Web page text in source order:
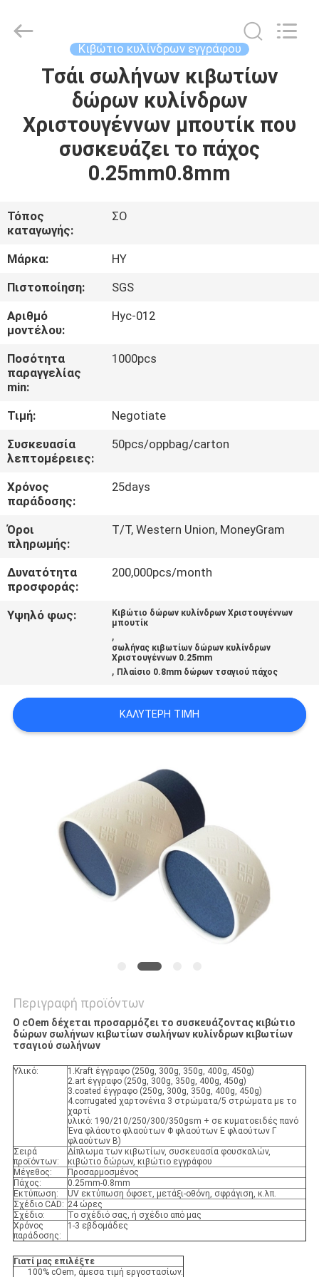
ΣΠΊΤΙ
ΠΡΟΪΌΝΤΑ
ΕΜΆΣ
ΕΠΙΣΚΈΨΕΙΣ
ΣΤΟ
ΕΡΓΟΣΤΆΣΙΟ
ΈΛΕΓΧΟΣ
ΠΟΙΌΤΗΤΑΣ
ΕΠΙΚΟΙΝΩΝΉΣΤΕ
ΜΑΖΊ
ΕΙΔΉΣΕΙΣ
ΖΗΤΉΣΤΕ
ΜΙΑ
ΠΡΟΣΦΟΡΆ
ΠΟΛΙΤΙΚΉ
ΑΠΟΡΡΉΤΟΥ
Co.,Ltd.
Κιβώτιο κυλίνδρων εγγράφου
Τσάι σωλήνων κιβωτίων
δώρων κυλίνδρων
Χριστουγέννων μπουτίκ που
συσκευάζει το πάχος
0.25mm0.8mm
Τόπος
καταγωγής:
ΣΟ
Μάρκα:
HY
Πιστοποίηση:
SGS
Αριθμό
μοντέλου:
Hyc-012
Ποσότητα
παραγγελίας
min:
1000pcs
Τιμή:
Negotiate
Συσκευασία
λεπτομέρειες:
50pcs/oppbag/carton
Χρόνος
παράδοσης:
25days
Όροι
πληρωμής:
T/T, Western Union, MoneyGram
Δυνατότητα
προσφοράς:
200,000pcs/month
Υψηλό φως:
Κιβώτιο δώρων κυλίνδρων Χριστουγέννων
μπουτίκ
,
σωλήνας κιβωτίων δώρων κυλίνδρων
Χριστουγέννων 0.25mm
, Πλαίσιο 0.8mm δώρων τσαγιού πάχος
ΚΑΛΎΤΕΡΗ ΤΙΜΉ
Περιγραφή προϊόντων
Ο cOem δέχεται προσαρμόζει το συσκευάζοντας κιβώτιο
δώρων σωλήνων κιβωτίων σωλήνων κυλίνδρων κιβωτίων
τσαγιού σωλήνων
Υλικό:
1.Kraft έγγραφο (250g, 300g, 350g, 400g, 450g)
2.art έγγραφο (250g, 300g, 350g, 400g, 450g)
3.coated έγγραφο (250g, 300g, 350g, 400g, 450g)
4.corrugated χαρτονένια 3 στρώματα/5 στρώματα με το
χαρτί
υλικό: 190/210/250/300/350gsm + σε κυματοειδές πανό
Ένα φλάουτο φλαούτων Φ φλαούτων Ε φλαούτων Γ
φλαούτων Β)
Σειρά
προϊόντων:
Δίπλωμα των κιβωτίων, συσκευασία φουσκαλών,
κιβώτιο δώρων, κιβώτιο εγγράφου
Μέγεθος:
Προσαρμοσμένος
Πάχος:
0.25mm-0.8mm
Εκτύπωση:
UV εκτύπωση όφσετ, μετάξι-οθόνη, σφράγιση, κ.λπ.
Σχέδιο CAD: 24 ώρες
Σχέδιο:
Το σχέδιό σας, ή σχέδιο από μας
Χρόνος
παράδοσης:
1-3 εβδομάδες
Γιατί μας επιλέξτε
100% cOem, άμεσα τιμή εργοστασίων.